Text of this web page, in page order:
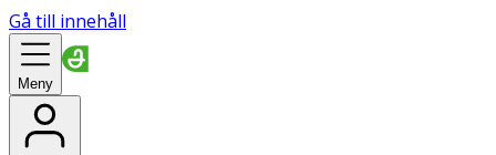
Gå till innehåll
Meny